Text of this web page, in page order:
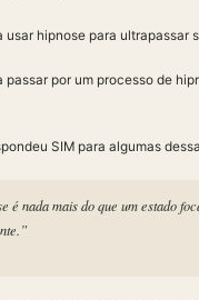
usar hipnose para ultrapassar
passar por um processo de
SIM para algumas
é nada mais do que um estado